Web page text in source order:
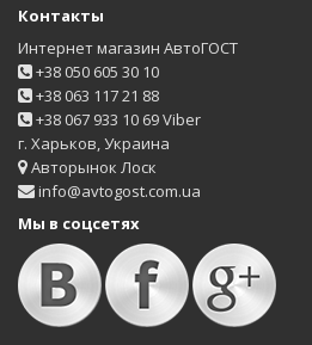
Контакты
Интернет магазин АвтоГОСТ
+38 050 605 30 10
+38 063 117 21 88
+38 067 933 10 69 Viber
г. Харьков, Украина
Авторынок Лоск
info@avtogost.com.ua
Мы в соцсетях